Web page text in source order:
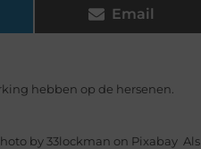
Email
hebben op de hersenen.
by 33lockman on Pixabay ‍ Als